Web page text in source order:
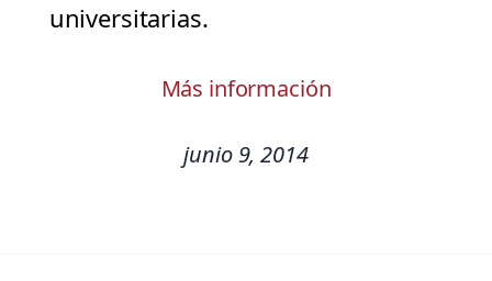
universitarias.
Más información
junio 9, 2014